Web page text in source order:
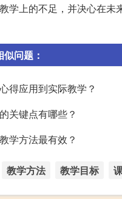
学上的不足，并决心在未
问题：
得应用到实际教学？
关键点有哪些？
学方法最有效？
教学方法 教学目标